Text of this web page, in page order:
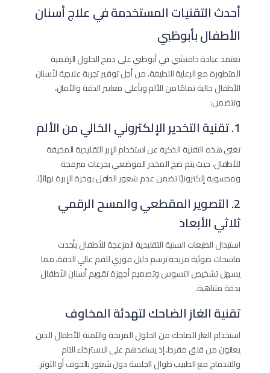
أحدث التقنيات المستخدمة في علاج أسنان
الأطفال بأبوظبي
تعتمد عيادة دافنشي في أبوظبي على دمج الحلول الرقمية
المتطورة مع الرعاية اللطيفة، من أجل توفير تجربة علاجية لأسنان
الأطفال خالية تمامًا من الألم وبأعلى معايير الدقة والأمان،
وتتضمن:
1. تقنية التخدير الإلكتروني الخالي من الألم
تغني هذه التقنية الذكية عن استخدام الإبر التقليدية المخيفة
للأطفال، حيث يتم ضخ المخدر الموضعي بجرعات مبرمجة
ومحسوبة إلكترونيًا تضمن عدم شعور الطفل بوخزة الإبرة نهائيًا.
2. التصوير المقطعي والمسح الرقمي
ثلاثي الأبعاد
استبدال الطبعات السنية التقليدية المزعجة للأطفال بأحدث
ماسحات ضوئية مريحة ترسم دليل فوري للفم عالي الدقة، مما
يسهل تشخيص التسوس وتصميم أجهزة تقويم أسنان الأطفال
بدقة متناهية.
تقنية الغاز الضاحك لتهدئة المخاوف
استخدام الغاز الضاحك من الحلول المريحة والآمنة للأطفال الذين
يعانون من قلق مفرط، إذ يساعدهم على الاسترخاء التام
والاندماج مع الطبيب طوال الجلسة دون شعور بالخوف أو التوتر.